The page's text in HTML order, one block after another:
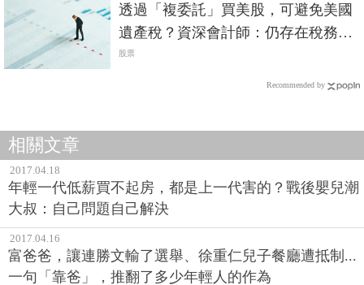
透過「複委託」買美股，可避免美國
遺產稅？資深會計師：仍存在稅務風
險
股票
Recommended by
相關文章
2017.04.18
年輕一代低薪買不起房，都是上一代害的？戰後嬰兒潮
大叔：自己問題自己解決
2017.04.16
富爸爸，讓連勝文輸了選舉、徐重仁兒子餐廳遭抵制...
一句「靠爸」，推翻了多少年輕人的作為